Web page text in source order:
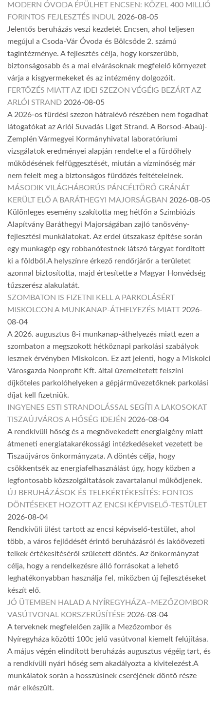
MODERN ÓVODA ÉPÜLHET ENCSEN: KÖZEL 400 MILLIÓ
FORINTOS FEJLESZTÉS INDUL 2026-08-05
Jelentős beruházás veszi kezdetét Encsen, ahol teljesen
megújul a Csoda-Vár Óvoda és Bölcsőde 2. számú
tagintézménye. A fejlesztés célja, hogy korszerűbb,
biztonságosabb és a mai elvárásoknak megfelelő környezet
várja a kisgyermekeket és az intézmény dolgozóit.
FERTŐZÉS MIATT AZ IDEI SZEZON VÉGÉIG BEZÁRT AZ
ARLÓI STRAND 2026-08-05
A 2026-os fürdési szezon hátralévő részében nem fogadhat
látogatókat az Arlói Suvadás Liget Strand. A Borsod-Abaúj-
Zemplén Vármegyei Kormányhivatal laboratóriumi
vizsgálatok eredményei alapján rendelte el a fürdőhely
működésének felfüggesztését, miután a vízminőség már
nem felelt meg a biztonságos fürdőzés feltételeinek.
MÁSODIK VILÁGHÁBORÚS PÁNCÉLTÖRŐ GRÁNÁT
KERÜLT ELŐ A BARÁTHEGYI MAJORSÁGBAN 2026-08-05
Különleges esemény szakította meg hétfőn a Szimbiózis
Alapítvány Baráthegyi Majorságában zajló tanösvény-
fejlesztési munkálatokat. Az erdei útszakasz építése során
egy munkagép egy robbanótestnek látszó tárgyat fordított
ki a földből.A helyszínre érkező rendőrjárőr a területet
azonnal biztosította, majd értesítette a Magyar Honvédség
tűzszerész alakulatát.
SZOMBATON IS FIZETNI KELL A PARKOLÁSÉRT
MISKOLCON A MUNKANAP-ÁTHELYEZÉS MIATT 2026-
08-04
A 2026. augusztus 8-i munkanap-áthelyezés miatt ezen a
szombaton a megszokott hétköznapi parkolási szabályok
lesznek érvényben Miskolcon. Ez azt jelenti, hogy a Miskolci
Városgazda Nonprofit Kft. által üzemeltetett felszíni
díjköteles parkolóhelyeken a gépjárművezetőknek parkolási
díjat kell fizetniük.
INGYENES ESTI STRANDOLÁSSAL SEGÍTI A LAKOSOKAT
TISZAÚJVÁROS A HŐSÉG IDEJÉN 2026-08-04
A rendkívüli hőség és a megnövekedett energiaigény miatt
átmeneti energiatakarékossági intézkedéseket vezetett be
Tiszaújváros önkormányzata. A döntés célja, hogy
csökkentsék az energiafelhasználást úgy, hogy közben a
legfontosabb közszolgáltatások zavartalanul működjenek.
ÚJ BERUHÁZÁSOK ÉS TELEKÉRTÉKESÍTÉS: FONTOS
DÖNTÉSEKET HOZOTT AZ ENCSI KÉPVISELŐ-TESTÜLET
2026-08-04
Rendkívüli ülést tartott az encsi képviselő-testület, ahol
több, a város fejlődését érintő beruházásról és lakóövezeti
telkek értékesítéséről született döntés. Az önkormányzat
célja, hogy a rendelkezésre álló forrásokat a lehető
leghatékonyabban használja fel, miközben új fejlesztéseket
készít elő.
JÓ ÜTEMBEN HALAD A NYÍREGYHÁZA–MEZŐZOMBOR
VASÚTVONAL KORSZERŰSÍTÉSE 2026-08-04
A terveknek megfelelően zajlik a Mezőzombor és
Nyíregyháza közötti 100c jelű vasútvonal kiemelt felújítása.
A május végén elindított beruházás augusztus végéig tart, és
a rendkívüli nyári hőség sem akadályozta a kivitelezést.A
munkálatok során a hosszúsínek cseréjének döntő része
már elkészült.